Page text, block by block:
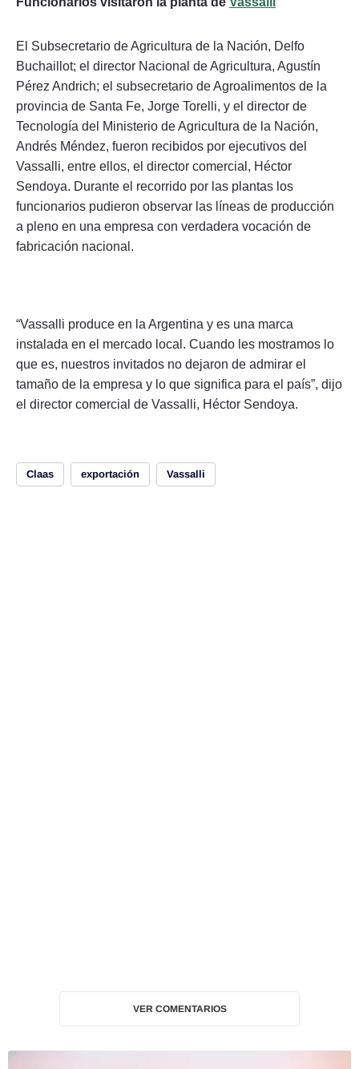
El Subsecretario de Agricultura de la Nación, Delfo
Buchaillot; el director Nacional de Agricultura, Agustín
Pérez Andrich; el subsecretario de Agroalimentos de la
provincia de Santa Fe, Jorge Torelli, y el director de
Tecnología del Ministerio de Agricultura de la Nación,
Andrés Méndez, fueron recibidos por ejecutivos del
Vassalli, entre ellos, el director comercial, Héctor
Sendoya. Durante el recorrido por las plantas los
funcionarios pudieron observar las líneas de producción
a pleno en una empresa con verdadera vocación de
fabricación nacional.
“Vassalli produce en la Argentina y es una marca
instalada en el mercado local. Cuando les mostramos lo
que es, nuestros invitados no dejaron de admirar el
tamaño de la empresa y lo que significa para el país”, dijo
el director comercial de Vassalli, Héctor Sendoya.
Claas exportación Vassalli
VER COMENTARIOS